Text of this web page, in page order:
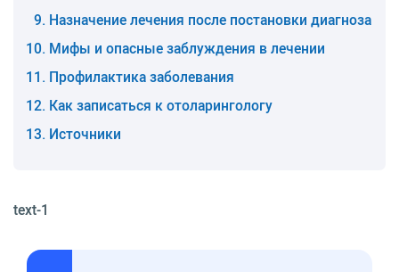
Назначение лечения после постановки диагноза
Мифы и опасные заблуждения в лечении
Профилактика заболевания
Как записаться к отоларингологу
Источники
text-1